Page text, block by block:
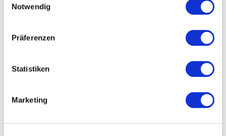
Notwendig
Präferenzen
Statistiken
Marketing